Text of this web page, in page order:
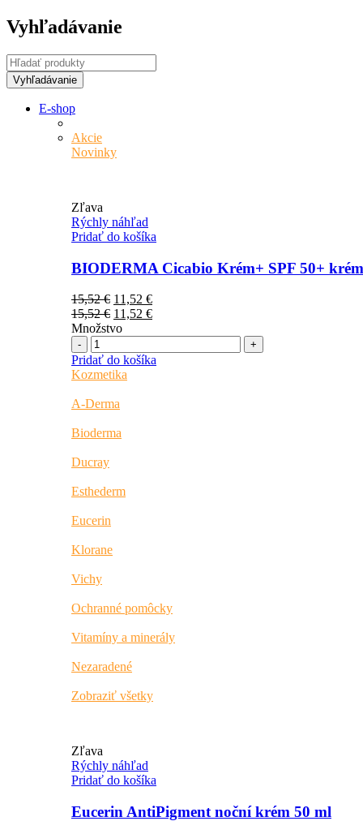
Vyhľadávanie
E-shop
Akcie
Novinky
Zľava
Rýchly náhľad
Pridať do košíka
BIODERMA Cicabio Krém+ SPF 50+
15,52€ Pôvodná
cena
bola:
11,52 €Aktuálna
cena
15,52€ Pôvodná
cena
15,52 €.
11,52 €Aktuálna
11,52 €.
Množstvo
Počet
Pridať do košíka
Kozmetika
A-Derma
Bioderma
Ducray
Esthederm
Eucerin
Klorane
Vichy
Ochranné pomôcky
Vitamíny a minerály
Nezaradené
Zobraziť všetky
Zľava
Rýchly náhľad
Pridať do košíka
Eucerin AntiPigment noční krém 50 ml